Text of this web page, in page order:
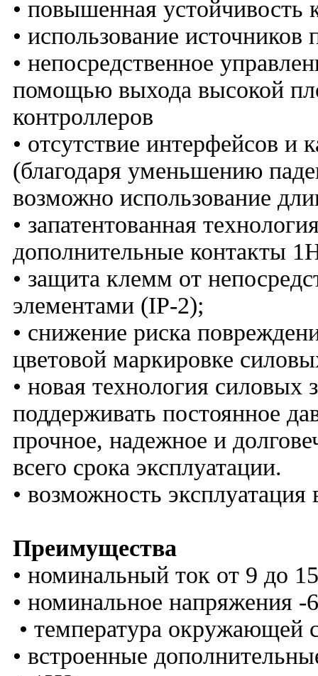
• повышенная устойчивость
• использование
• непосредственное
помощью выхода высокой
контроллеров
• отсутствие интерфейсов и
(благодаря уменьшению
возможно использование
• запатентованная
дополнительные контакты
• защита клемм от
элементами (IP-2);
• снижение риска
цветовой маркировке
• новая технология
поддерживать постоянное
прочное, надежное и
всего срока эксплуатации.
• возможность
Преимущества
• номинальный ток от 9 до
• номинальное напряжения -
• температура окружающей
• встроенные